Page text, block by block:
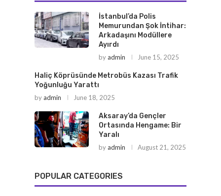
İstanbul’da Polis
Memurundan Şok İntihar:
Arkadaşını Modüllere
Ayırdı
byadmin June 15, 2025
Haliç Köprüsünde Metrobüs Kazası Trafik
Yoğunluğu Yarattı
byadmin June 18, 2025
Aksaray’da Gençler
Ortasında Hengame: Bir
Yaralı
byadmin August 21, 2025
POPULAR CATEGORIES